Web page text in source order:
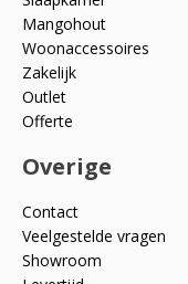
Mangohout
Woonaccessoires
Zakelijk
Outlet
Offerte
Overige
Contact
Veelgestelde vragen
Showroom